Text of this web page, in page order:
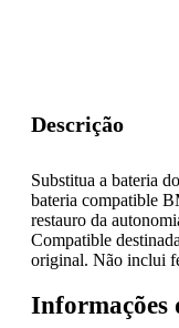
Descrição
Substitua a bateria
bateria compatible
restauro da
Compatible
original. Não inclui
Informações